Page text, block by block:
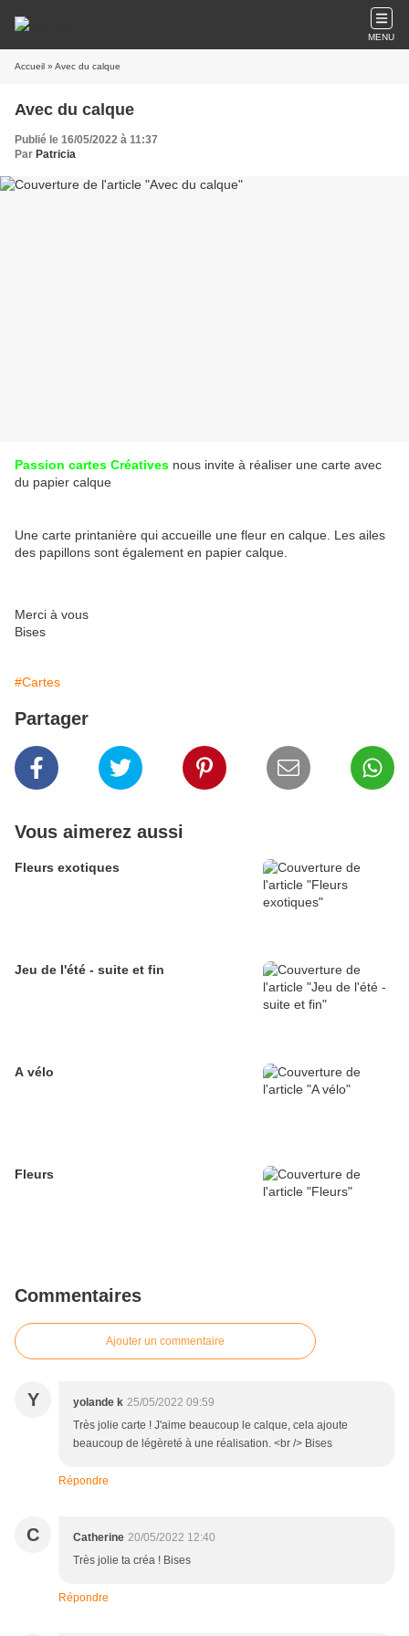
MENU
Accueil » Avec du calque
Avec du calque
Publié le 16/05/2022 à 11:37
Par Patricia
Passion cartes Créatives nous invite à réaliser une carte avec
du papier calque
Une carte printanière qui accueille une fleur en calque. Les ailes
des papillons sont également en papier calque.
Merci à vous
Bises
#Cartes
Partager
Vous aimerez aussi
Fleurs exotiques
Jeu de l'été - suite et fin
A vélo
Fleurs
Commentaires
Ajouter un commentaire
Y yolande k 25/05/2022 09:59
Très jolie carte ! J'aime beaucoup le calque, cela ajoute
beaucoup de légèreté à une réalisation. <br /> Bises
Répondre
C Catherine 20/05/2022 12:40
Très jolie ta créa ! Bises
Répondre